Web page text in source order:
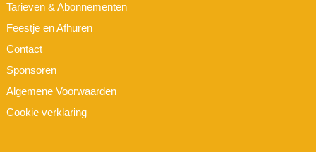
Tarieven & Abonnementen
Feestje en Afhuren
Contact
Sponsoren
Algemene Voorwaarden
Cookie verklaring